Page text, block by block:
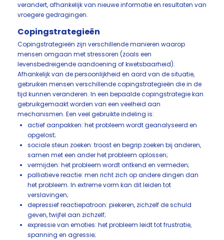
verandert, afhankelijk van nieuwe informatie en resultaten van
vroegere gedragingen.
Copingstrategieën
Copingstrategieën zijn verschillende manieren waarop
mensen omgaan met stressoren (zoals een
levensbedreigende aandoening of kwetsbaarheid).
Afhankelijk van de persoonlijkheid en aard van de situatie,
gebruiken mensen verschillende copingstrategieën die in de
tijd kunnen veranderen. In een bepaalde copingstrategie kan
gebruikgemaakt worden van een veelheid aan
mechanismen. Een veel gebruikte indeling is:
actief aanpakken: het probleem wordt geanalyseerd en
opgelost;
sociale steun zoeken: troost en begrip zoeken bij anderen,
samen met een ander het probleem oplossen;
vermijden: het probleem wordt ontkend en vermeden;
palliatieve reactie: men richt zich op andere dingen dan
het probleem. In extreme vorm kan dit leiden tot
verslavingen;
depressief reactiepatroon: piekeren, zichzelf de schuld
geven, twijfel aan zichzelf;
expressie van emoties: het probleem leidt tot frustratie,
spanning en agressie;